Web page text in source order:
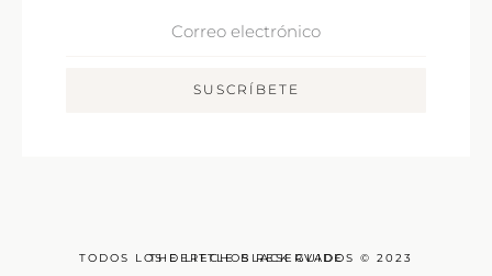
SUSCRÍBETE
TODOS LOS DERECHOS RESERVADOS © 2023
THE LITTLE BLACK GUIDE